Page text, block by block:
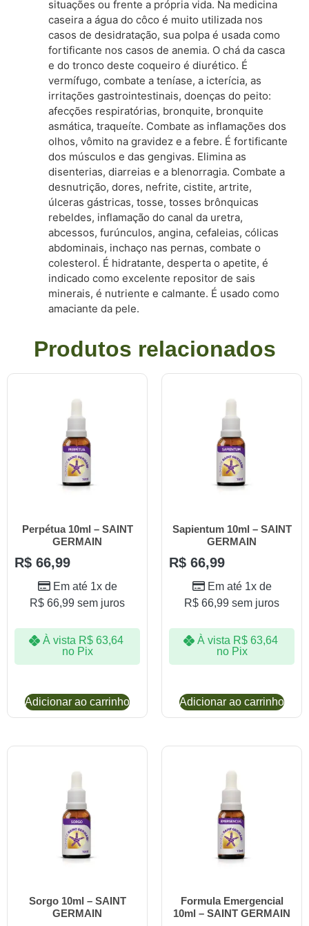
situações ou frente a própria vida. Na medicina
caseira a água do côco é muito utilizada nos
casos de desidratação, sua polpa é usada como
fortificante nos casos de anemia. O chá da casca
e do tronco deste coqueiro é diurético. É
vermífugo, combate a teníase, a icterícia, as
irritações gastrointestinais, doenças do peito:
afecções respiratórias, bronquite, bronquite
asmática, traqueíte. Combate as inflamações dos
olhos, vômito na gravidez e a febre. É fortificante
dos músculos e das gengivas. Elimina as
disenterias, diarreias e a blenorragia. Combate a
desnutrição, dores, nefrite, cistite, artrite,
úlceras gástricas, tosse, tosses brônquicas
rebeldes, inflamação do canal da uretra,
abcessos, furúnculos, angina, cefaleias, cólicas
abdominais, inchaço nas pernas, combate o
colesterol. É hidratante, desperta o apetite, é
indicado como excelente repositor de sais
minerais, é nutriente e calmante. É usado como
amaciante da pele.
Produtos relacionados
Perpétua 10ml – SAINT
GERMAIN
R$ 66,99
Em até 1x de
R$ 66,99 sem juros
À vista R$63,64
no Pix
Adicionar ao carrinho
Sapientum 10ml – SAINT
GERMAIN
R$ 66,99
Em até 1x de
R$ 66,99 sem juros
À vista R$63,64
no Pix
Adicionar ao carrinho
Sorgo 10ml – SAINT
GERMAIN
Formula Emergencial
10ml – SAINT GERMAIN